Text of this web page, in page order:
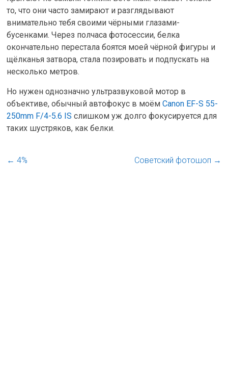
то, что они часто замирают и разглядывают
внимательно тебя своими чёрными глазами-
бусенками. Через полчаса фотосессии, белка
окончательно перестала боятся моей чёрной фигуры и
щёлканья затвора, стала позировать и подпускать на
несколько метров.
Но нужен однозначно ультразвуковой мотор в
объективе, обычный автофокус в моёмCanon EF-S 55-
250mm F/4-5.6 IS слишком уж долго фокусируется для
таких шустряков, как белки.
← 4% Советский фотошоп →